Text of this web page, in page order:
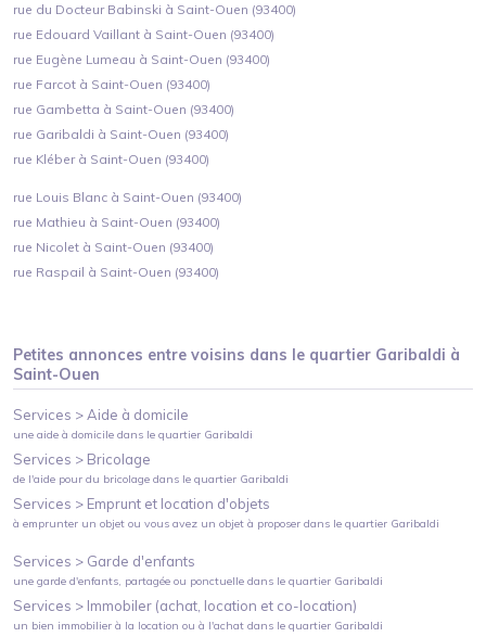
rue du Docteur Babinski à Saint-Ouen (93400)
rue Edouard Vaillant à Saint-Ouen (93400)
rue Eugène Lumeau à Saint-Ouen (93400)
rue Farcot à Saint-Ouen (93400)
rue Gambetta à Saint-Ouen (93400)
rue Garibaldi à Saint-Ouen (93400)
rue Kléber à Saint-Ouen (93400)
rue Louis Blanc à Saint-Ouen (93400)
rue Mathieu à Saint-Ouen (93400)
rue Nicolet à Saint-Ouen (93400)
rue Raspail à Saint-Ouen (93400)
Petites annonces entre voisins dans le quartier Garibaldi à
Saint-Ouen
Services >Aide à domicile
une aide à domicile dans le quartier Garibaldi
Services > Bricolage
de l'aide pour du bricolage dans le quartier Garibaldi
Services > Emprunt et location d'objets
à emprunter un objet ou vous avez un objet à proposer dans le quartier Garibaldi
Services > Garde d'enfants
une garde d'enfants, partagée ou ponctuelle dans le quartier Garibaldi
Services > Immobiler (achat, location et co-location)
un bien immobilier à la location ou à l'achat dans le quartier Garibaldi